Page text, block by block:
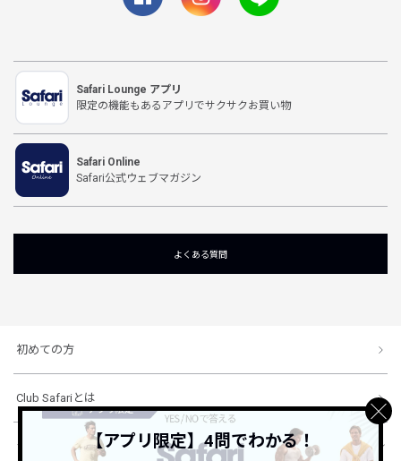
Safari Lounge アプリ
限定の機能もあるアプリでサクサクお買い物
Safari Online
Safari公式ウェブマガジン
よくある質問
初めての方
Club Safariとは
ショッピングガイド【アプリ限定】4問でわかる！